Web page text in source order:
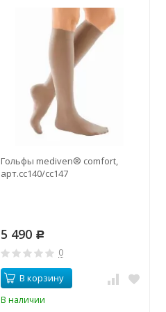
Гольфы mediven® comfort,
арт.сc140/сc147
5 490 Р
0
В корзину
В наличии